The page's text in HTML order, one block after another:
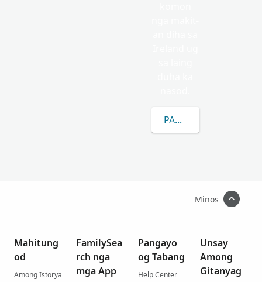
PAGKAT-ON OG
Minos
Mahitung
od
Among Istorya
FamilySea
rch nga
mga App
Pangayo
og Tabang
Help Center
Unsay
Among
Gitanyag